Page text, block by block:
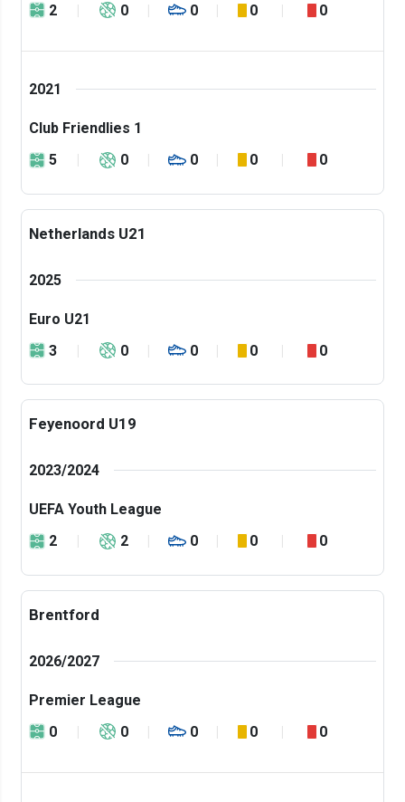
2
0 0 0 0
2021
Club Friendlies 1
5
0 0 0 0
Netherlands U21
2025
Euro U21
3
0 0 0 0
Feyenoord U19
2023/2024
UEFA Youth League
2
2 0 0 0
Brentford
2026/2027
Premier League
0
0 0 0 0